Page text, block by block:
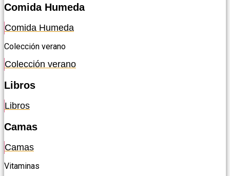
Comida Humeda
Comida Humeda
Colección verano
Colección verano
Libros
Libros
Camas
Camas
Vitaminas